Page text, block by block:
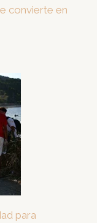
convierte en
para